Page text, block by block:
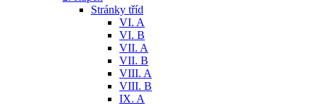
Stránky tříd
VI. A
VI. B
VII. A
VII. B
VIII. A
VIII. B
IX. A